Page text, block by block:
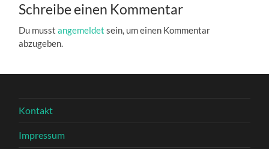
Schreibe einen Kommentar
Du musstangemeldet sein, um einen Kommentar
abzugeben.
Kontakt
Impressum